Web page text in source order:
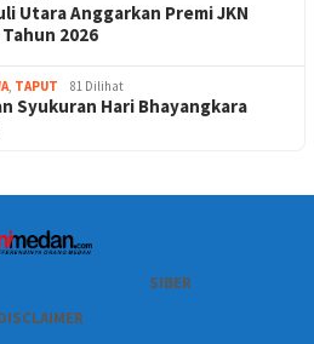
Utara Anggarkan Premi JKN
2026
, TAPUT 81 Dilihat
Syukuran Hari Bhayangkara
SIBER